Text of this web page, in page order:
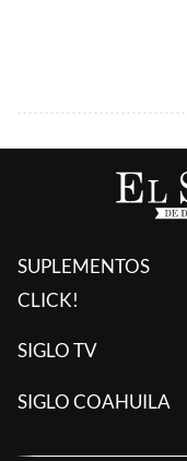
SUPLEMENTOS
CLICK!
SIGLO TV
SIGLO COAHUILA